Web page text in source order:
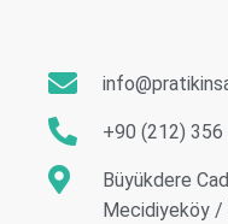
+90 (212)
Büyükdere
Mecidiyeköy /